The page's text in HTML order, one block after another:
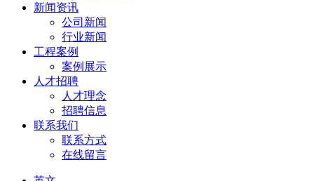
新闻资讯
公司新闻
行业新闻
工程案例
案例展示
人才招聘
人才理念
招聘信息
联系我们
联系方式
在线留言